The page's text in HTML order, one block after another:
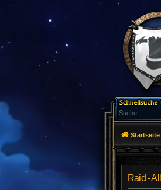
Startseite
Raid -